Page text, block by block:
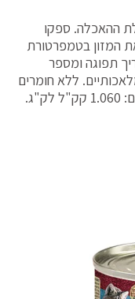
ההאכלה. ספקו
המזון בטמפרטורת
תפוגה ומספר
ללא חומרים